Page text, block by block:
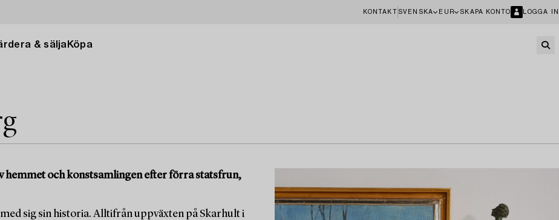
KONTAKT SVENSKA EUR SKAPA KONTO LOGGA IN
& sälja Köpa
hemmet och konstsamlingen efter förra statsfrun,
sig sin historia. Alltifrån uppväxten på Skarhult i